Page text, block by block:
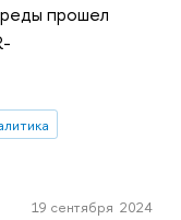
прошел
19 сентября 2024